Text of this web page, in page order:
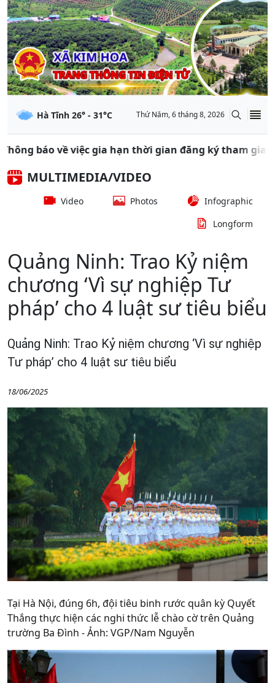
Hà Tĩnh 26° - 31°C Thứ Năm, 6 tháng 8, 2026
việc gia hạn thời gian đăng ký tham gia các Lớp bồi
MULTIMEDIA/VIDEO
Video Photos
Infographic
Longform
Quảng Ninh: Trao Kỷ niệm
chương ‘Vì sự nghiệp Tư
pháp’ cho 4 luật sư tiêu biểu
Quảng Ninh: Trao Kỷ niệm chương ‘Vì sự nghiệp
Tư pháp’ cho 4 luật sư tiêu biểu
18/06/2025
Tại Hà Nội, đúng 6h, đội tiêu binh rước quân kỳ Quyết
Thắng thực hiện các nghi thức lễ chào cờ trên Quảng
trường Ba Đình - Ảnh: VGP/Nam Nguyễn